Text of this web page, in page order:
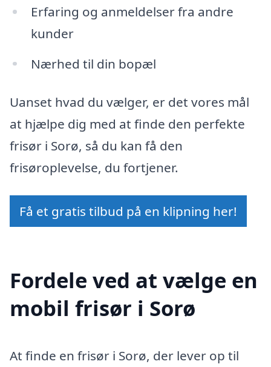
Erfaring og anmeldelser fra andre
kunder
Nærhed til din bopæl
Uanset hvad du vælger, er det vores mål
at hjælpe dig med at finde den perfekte
frisør i Sorø, så du kan få den
frisøroplevelse, du fortjener.
Få et gratis tilbud på en klipning her!
Fordele ved at vælge en
mobil frisør i Sorø
At finde en frisør i Sorø, der lever op til